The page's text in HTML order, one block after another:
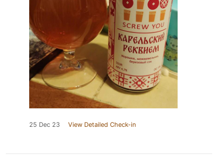
25 Dec 23 View Detailed Check-in